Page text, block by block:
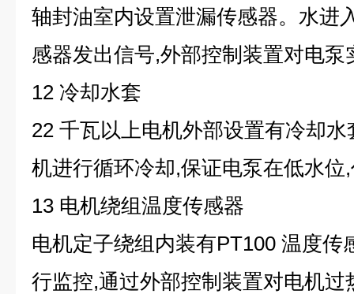
轴封油室内设置泄漏传感器。水进
感器发出信号,外部控制装置对电泵
12 冷却水套
22 千瓦以上电机外部设置有冷却
机进行循环冷却,保证电泵在低水位
13 电机绕组温度传感器
电机定子绕组内装有PT100 温度传
行监控,通过外部控制装置对电机过